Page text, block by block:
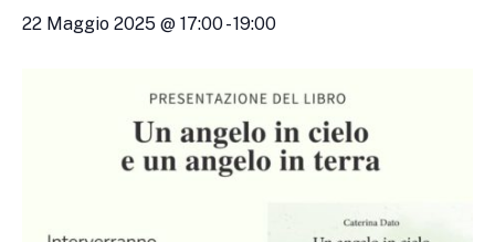
22 Maggio 2025 @ 17:00-19:00